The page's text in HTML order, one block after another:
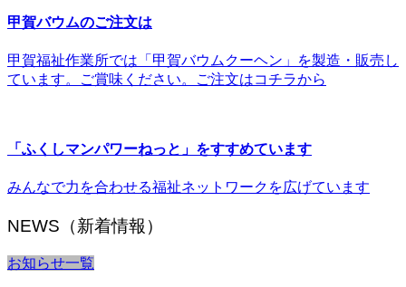
甲賀バウムのご注文は
甲賀福祉作業所では「甲賀バウムクーヘン」を製造・販売し
ています。ご賞味ください。ご注文はコチラから
「ふくしマンパワーねっと」をすすめています
みんなで力を合わせる福祉ネットワークを広げています
NEWS（新着情報）
お知らせ一覧